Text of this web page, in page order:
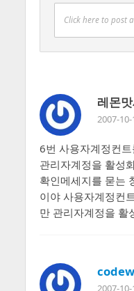
Click here to post
레몬
2007-
6번 사용자계정컨
관리자계정을 활성
확인메세지를 묻는
이야 사용자계정컨
만 관리자계정을 활